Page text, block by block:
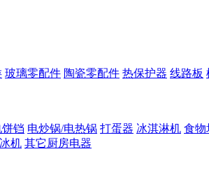
玻璃零配件 陶瓷零配件 热保护器 线路板
饼铛 电炒锅/电热锅 打蛋器 冰淇淋机 食物
机 其它厨房电器